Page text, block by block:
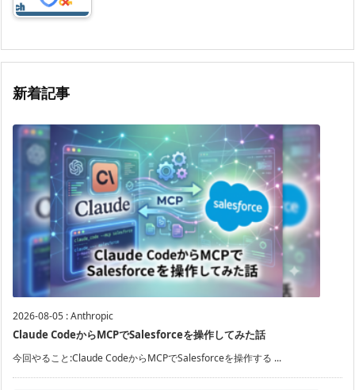
新着記事
2026-08-05 :Anthropic
Claude CodeからMCPでSalesforceを操作してみた話
今回やること:Claude CodeからMCPでSalesforceを操作する ...